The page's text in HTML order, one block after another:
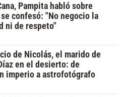
Pampita habló sobre
confesó: "No negocio la
ni de respeto"
de Nicolás, el marido de
en el desierto: de
imperio a astrofotógrafo